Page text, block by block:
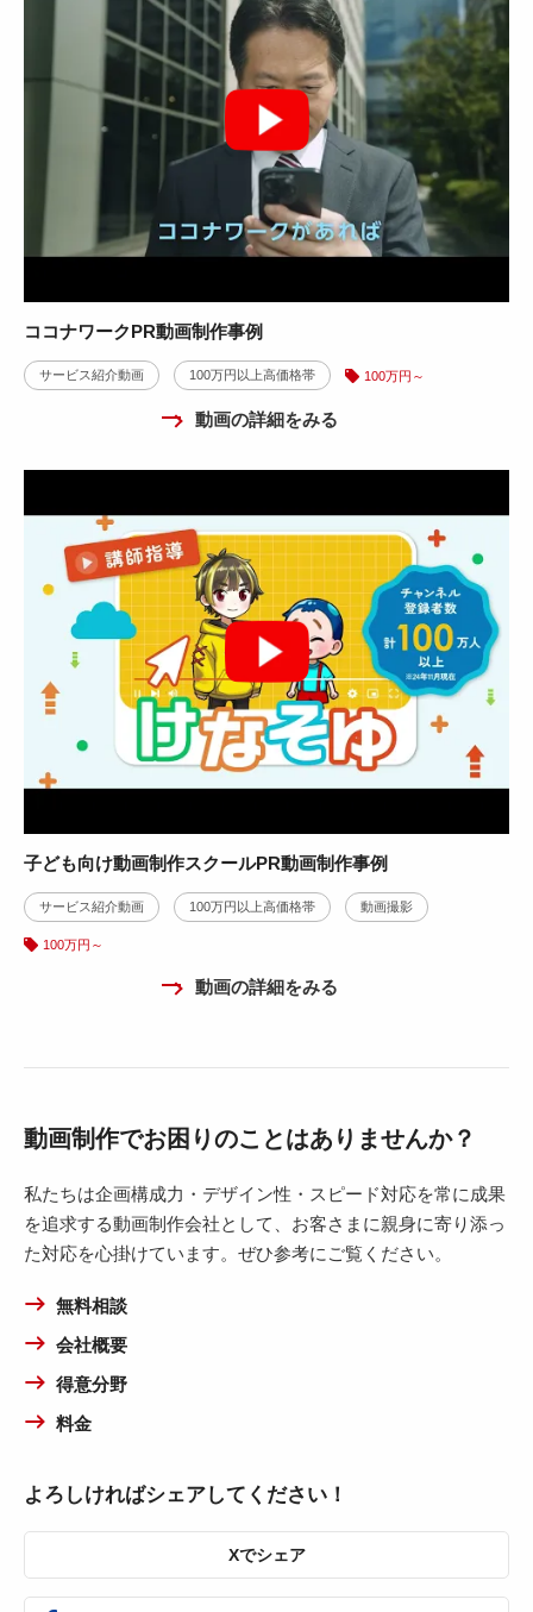
ココナワークPR動画制作事例
サービス紹介動画 100万円以上高価格帯 100万円～
動画の詳細をみる
子ども向け動画制作スクールPR動画制作事例
サービス紹介動画 100万円以上高価格帯 動画撮影
100万円～
動画の詳細をみる
動画制作でお困りのことはありませんか？
私たちは企画構成力・デザイン性・スピード対応を常に成果
を追求する動画制作会社として、お客さまに親身に寄り添っ
た対応を心掛けています。ぜひ参考にご覧ください。
無料相談
会社概要
得意分野
料金
よろしければシェアしてください！
Xでシェア